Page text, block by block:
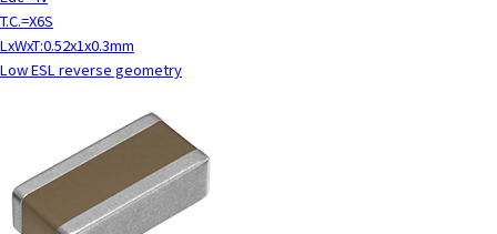
T.C.=X6S
LxWxT:0.52x1x0.3mm
Low ESL reverse geometry